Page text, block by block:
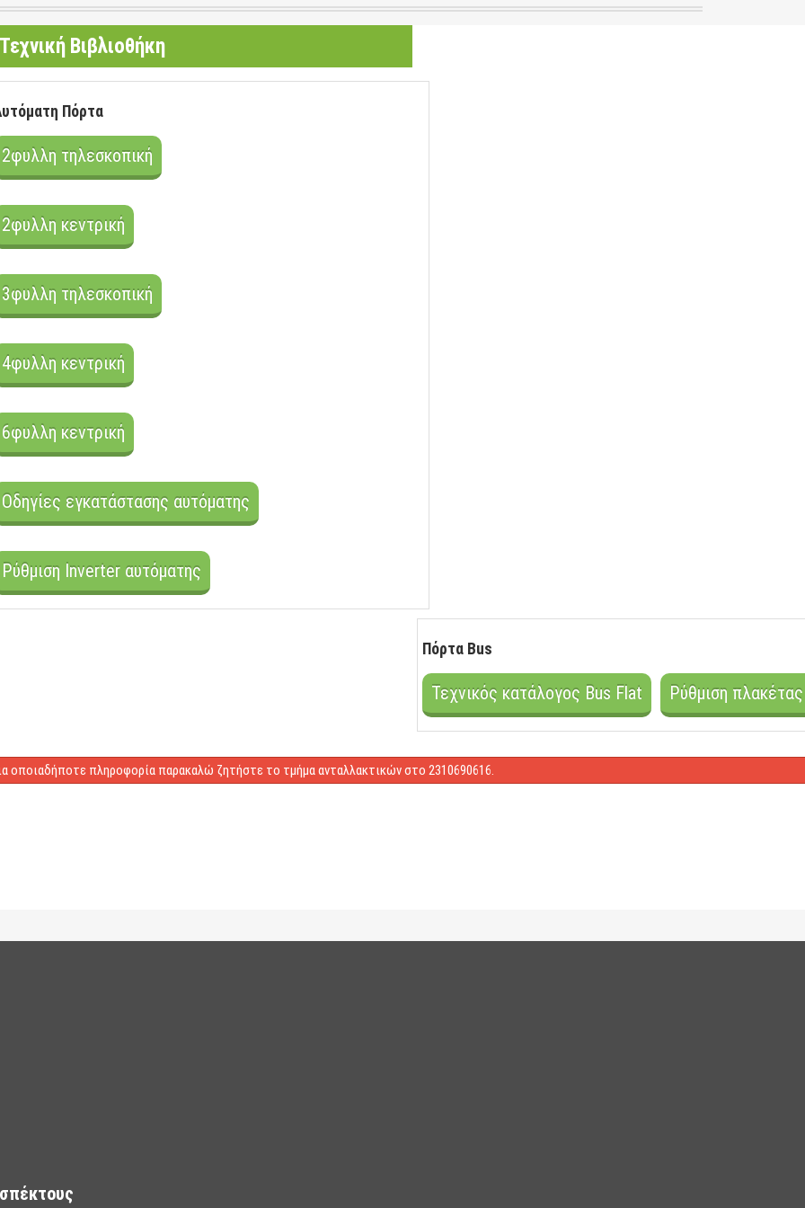
Τεχνική Βιβλιοθήκη
Πόρτα
2φυλλη τηλεσκοπική
2φυλλη κεντρική
3φυλλη τηλεσκοπική
4φυλλη κεντρική
6φυλλη κεντρική
Οδηγίες εγκατάστασης αυτόματης
Ρύθμιση Inverter αυτόματης
Πόρτα Bus
Τεχνικός κατάλογος Bus Flat Ρύθμιση
οπoιαδήποτε πληροφορία παρακαλώ ζητήστε το τμήμα ανταλλακτικών στο 2310690616.